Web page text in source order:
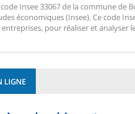
code Insee 33067 de la commune
économiques (Insee). Ce code
entreprises, pour réaliser et analyser
LIGNE